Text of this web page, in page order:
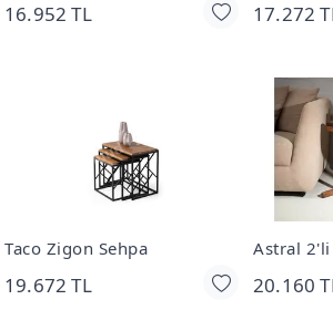
16.952 TL 17.272
Taco Zigon Sehpa
19.672 TL
Astral 2'li
20.160